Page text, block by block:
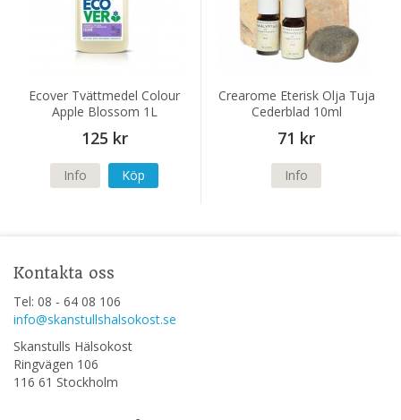
Ecover Tvättmedel Colour
Apple Blossom 1L
125 kr
Info Köp
Crearome Eterisk Olja Tuja
Cederblad 10ml
71 kr
Info
Kontakta oss
Tel: 08 - 64 08 106
info@skanstullshalsokost.se
Skanstulls Hälsokost
Ringvägen 106
116 61 Stockholm